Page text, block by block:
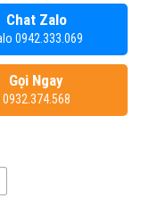
Chat Zalo
0942.333.069
Gọi Ngay
0932.374.568